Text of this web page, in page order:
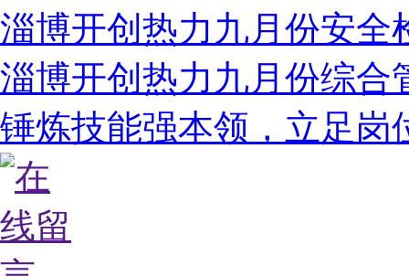
淄博开创热力九月份安全
淄博开创热力九月份综合
锤炼技能强本领，立足岗